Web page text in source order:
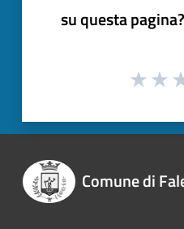
su questa pagina?
Comune di